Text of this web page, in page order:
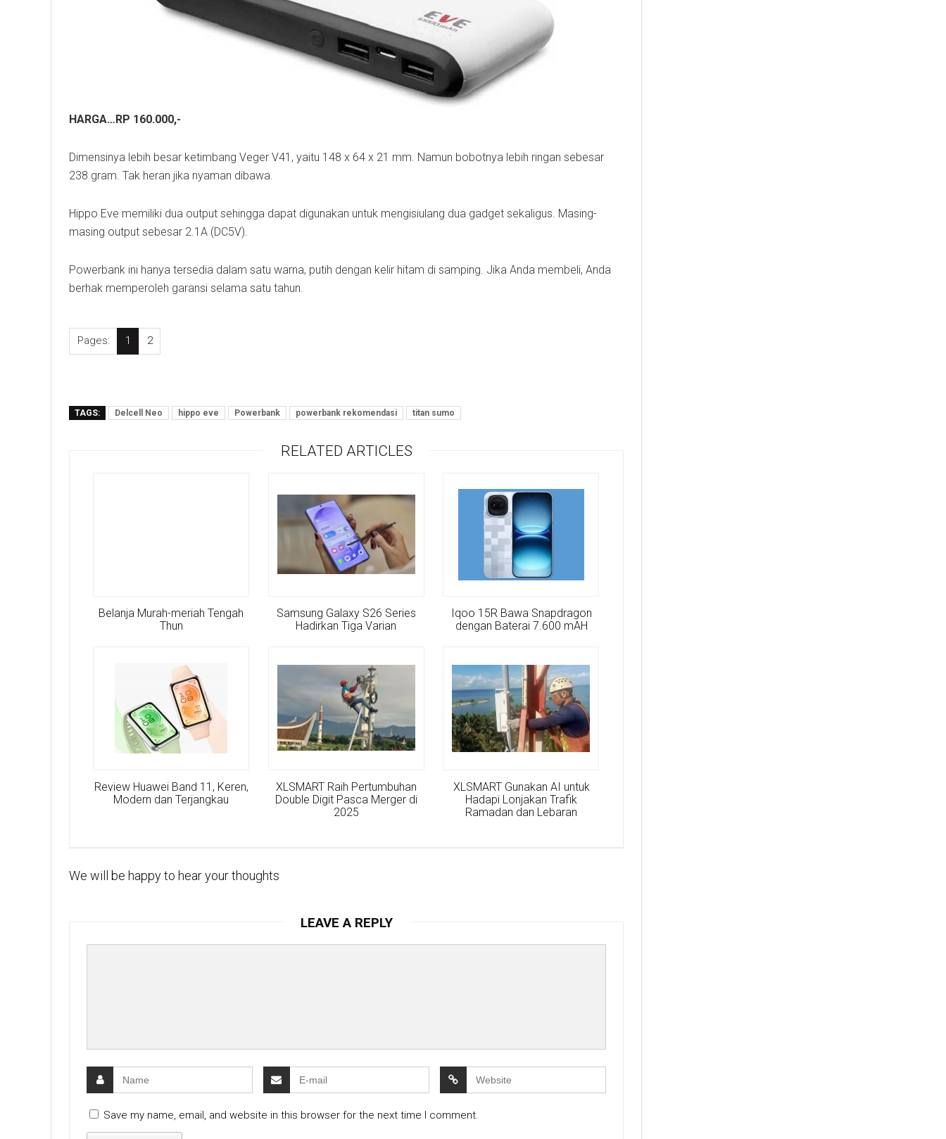
HARGA…RP 160.000,-
Dimensinya lebih besar ketimbang Veger V41, yaitu 148 x 64 x 21 mm. Namun bobotnya lebih ringan sebesar
238 gram. Tak heran jika nyaman dibawa.
Hippo Eve memiliki dua output sehingga dapat digunakan untuk mengisiulang dua gadget sekaligus. Masing-
masing output sebesar 2.1A (DC5V).
Powerbank ini hanya tersedia dalam satu warna, putih dengan kelir hitam di samping. Jika Anda membeli, Anda
berhak memperoleh garansi selama satu tahun.
Pages: 1 2
TAGS: Delcell Neo hippo eve Powerbank powerbank rekomendasi titan sumo
RELATED ARTICLES
Belanja Murah-meriah Tengah
Thun
Samsung Galaxy S26 Series
Hadirkan Tiga Varian
Iqoo 15R Bawa Snapdragon
dengan Baterai 7.600 mAH
Review Huawei Band 11, Keren,
Modern dan Terjangkau
XLSMART Raih Pertumbuhan
Double Digit Pasca Merger di
2025
XLSMART Gunakan AI untuk
Hadapi Lonjakan Trafik
Ramadan dan Lebaran
We will be happy to hear your thoughts
LEAVE A REPLY
Save my name, email, and website in this browser for the next time I comment.